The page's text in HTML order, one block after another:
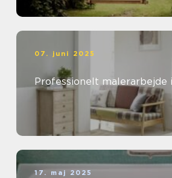
07. juni 2025
Professionelt malerarbejde
17. maj 2025